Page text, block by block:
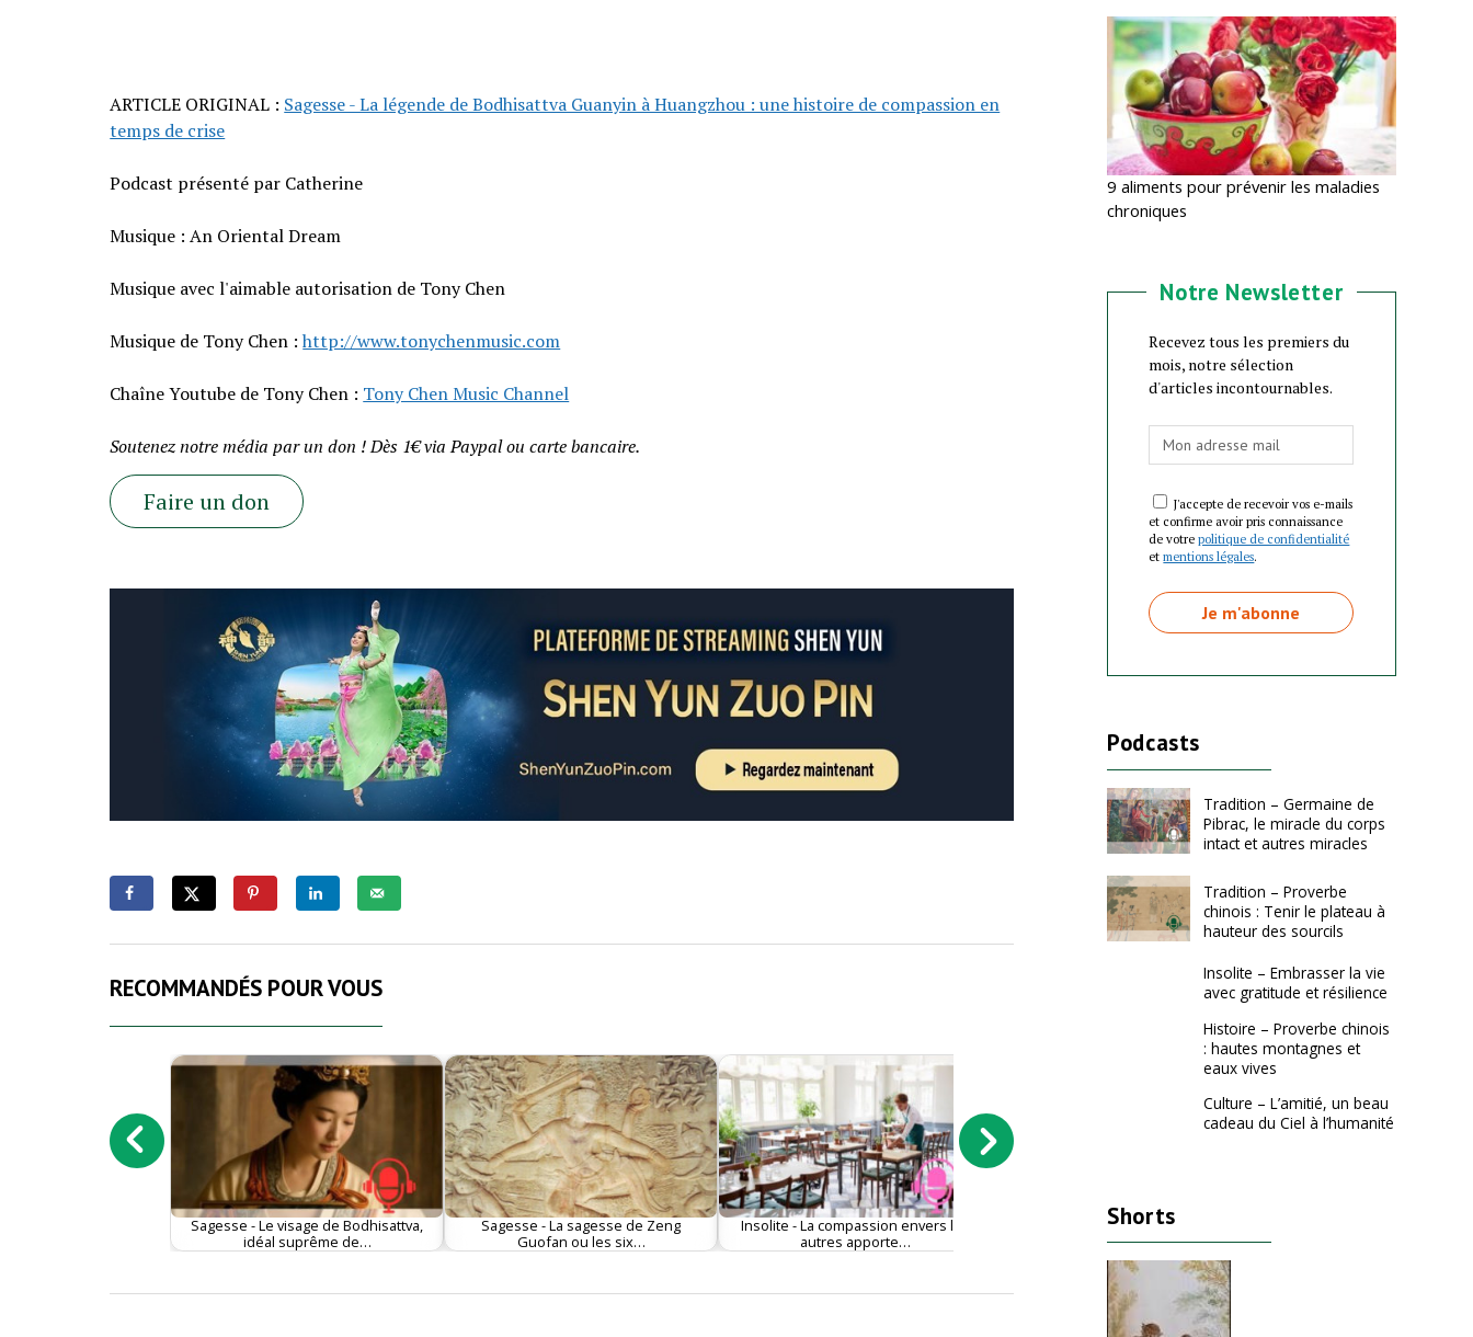
ARTICLE ORIGINAL : Sagesse - La légende de Bodhisattva Guanyin à Huangzhou : une histoire de compassion en
temps de crise
Podcast présenté par Catherine
Musique : An Oriental Dream
Musique avec l'aimable autorisation de Tony Chen
Musique de Tony Chen :http://www.tonychenmusic.com
Chaîne Youtube de Tony Chen : Tony Chen Music Channel
Soutenez notre média par un don ! Dès 1€ via Paypal ou carte bancaire.
Faire un don
RECOMMANDÉS POUR VOUS
Sagesse - Le visage de Bodhisattva,
idéal suprême de…
Sagesse - La sagesse de Zeng
Guofan ou les six…
Insolite - La compassion envers les
autres apporte…
Sagesse - Une histoire de la Chine
ancienne pour…
9 aliments pour prévenir les maladies
chroniques
Notre Newsletter
Recevez tous les premiers du
mois, notre sélection
d'articles incontournables.
J'accepte de recevoir vos e-mails
et confirme avoir pris connaissance
de votrepolitique de confidentialité
etmentions légales.
Podcasts
Tradition – Germaine de
Pibrac, le miracle du corps
intact et autres miracles
Tradition – Proverbe
chinois : Tenir le plateau à
hauteur des sourcils
Insolite – Embrasser la vie
avec gratitude et résilience
Histoire – Proverbe chinois
: hautes montagnes et
eaux vives
Culture – L’amitié, un beau
cadeau du Ciel à l’humanité
Shorts